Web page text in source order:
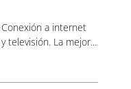
a internet
televisión. La mejor...